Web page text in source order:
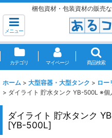
梱包資材・包装資材の販売
メニュー
カテゴリ マイページ 商品検索
ホーム > 大型容器・大型タンク > ロー
> ダイライト 貯水タンク YB-500L ※個
ダイライト 貯水タンク
[YB-500L]